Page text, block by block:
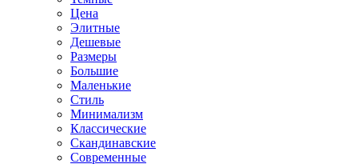
Цена
Элитные
Дешевые
Размеры
Большие
Маленькие
Стиль
Минимализм
Классические
Скандинавские
Современные